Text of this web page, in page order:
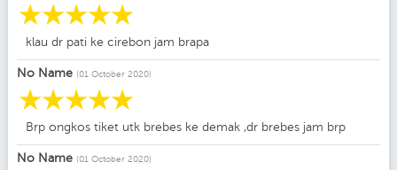
☆
☆
☆
☆
☆
klau dr pati ke cirebon jam brapa
No Name (01 October 2020)
☆
☆
☆
☆
☆
Brp ongkos tiket utk brebes ke demak ,dr brebes jam brp
No Name (01 October 2020)